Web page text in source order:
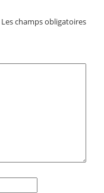
Les champs obligatoires